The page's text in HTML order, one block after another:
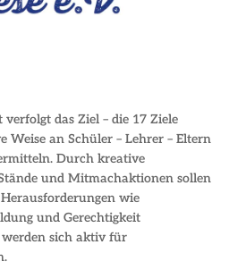
das Ziel – die 17 Ziele
Weise an Schüler – Lehrer – Eltern
Durch kreative
und Mitmachaktionen sollen
wie
und Gerechtigkeit
sich aktiv für